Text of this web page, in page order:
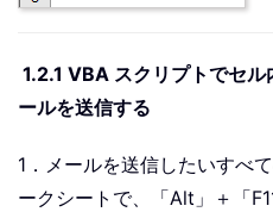
1.2.1 VBA スクリプトでセ
ールを送信する
1．メールを送信したいすべ
ークシートで、「Alt」＋「